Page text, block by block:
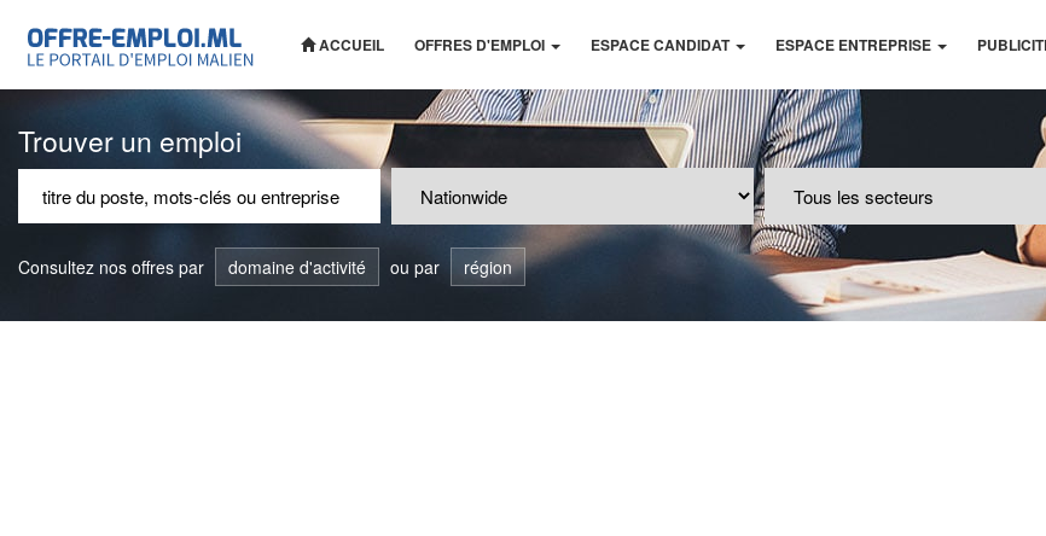
ACCUEIL OFFRES D'EMPLOI ESPACE CANDIDAT ESPACE ENTREPRISE
Trouver un emploi
Consultez nos offres par domaine d'activité ou par région